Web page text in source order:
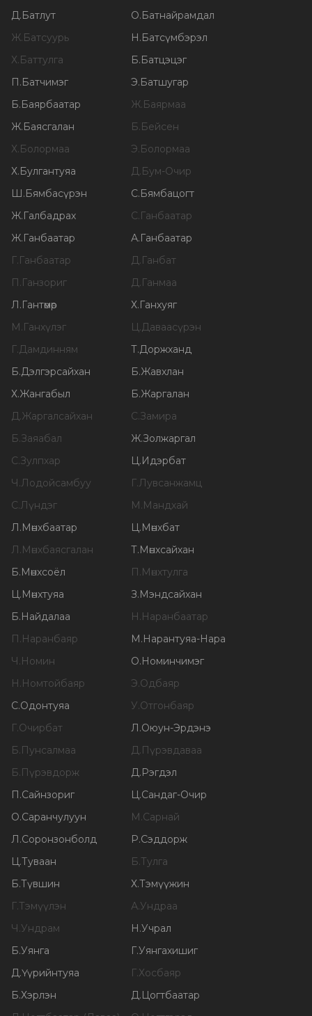
Д.Батлут О.Батнайрамдал
Ж.Батсуурь Н.Батсүмбэрэл
Х.Баттулга Б.Батцэцэг
П.Батчимэг Э.Батшугар
Б.Баярбаатар Ж.Баярмаа
Ж.Баясгалан Б.Бейсен
Х.Болормаа Э.Болормаа
Х.Булгантуяа Д.Бум-Очир
Ш.Бямбасүрэн С.Бямбацогт
Ж.Галбадрах С.Ганбаатар
Ж.Ганбаатар А.Ганбаатар
Г.Ганбаатар Д.Ганбат
П.Ганзориг Д.Ганмаа
Л.Гантөмөр Х.Ганхуяг
М.Ганхүлэг Ц.Даваасүрэн
Г.Дамдинням Т.Доржханд
Б.Дэлгэрсайхан Б.Жавхлан
Х.Жангабыл Б.Жаргалан
Д.Жаргалсайхан С.Замира
Б.Заяабал Ж.Золжаргал
С.Зулпхар Ц.Идэрбат
Ч.Лодойсамбуу Г.Лувсанжамц
С.Лүндэг М.Мандхай
Л.Мөнхбаатар Ц.Мөнхбат
Л.Мөнхбаясгалан Т.Мөнхсайхан
Б.Мөнхсоёл П.Мөнхтулга
Ц.Мөнхтуяа З.Мэндсайхан
Б.Найдалаа Н.Наранбаатар
П.Наранбаяр М.Нарантуяа-Нара
Ч.Номин О.Номинчимэг
Н.Номтойбаяр Э.Одбаяр
С.Одонтуяа У.Отгонбаяр
Г.Очирбат Л.Оюун-Эрдэнэ
Б.Пунсалмаа Д.Пүрэвдаваа
Б.Пүрэвдорж Д.Рэгдэл
П.Сайнзориг Ц.Сандаг-Очир
О.Саранчулуун М.Сарнай
Л.Соронзонболд Р.Сэддорж
Ц.Туваан Б.Тулга
Б.Түвшин Х.Тэмүүжин
Г.Тэмүүлэн А.Ундраа
Ч.Ундрам Н.Учрал
Б.Уянга Г.Уянгахишиг
Д.Үүрийнтуяа Г.Хосбаяр
Б.Хэрлэн Д.Цогтбаатар